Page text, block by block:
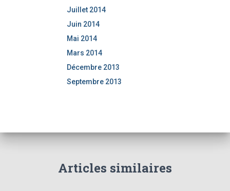
Juillet 2014
Juin 2014
Mai 2014
Mars 2014
Décembre 2013
Septembre 2013
Articles similaires